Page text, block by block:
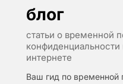
блог
статьи о временной
конфиденциальности
интернете
Ваш гид по временной